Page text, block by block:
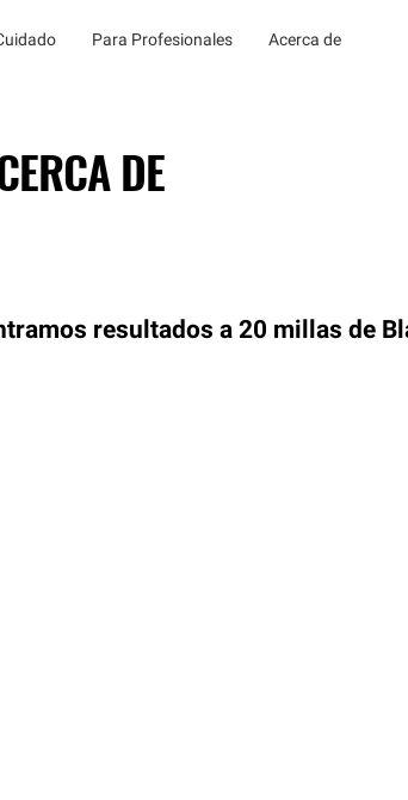
Para Profesionales Acerca de
DE
resultados a 20 millas de